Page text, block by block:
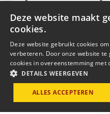
gerenoveerde
ruime tuin
399.000
AFFLIGEM
Deze website maakt
cookies.
Deze website gebruikt cookies
verbeteren. Door onze website
cookies in overeenstemming met
DETAILS WEERGEVEN
ALLES ACCEPTEREN